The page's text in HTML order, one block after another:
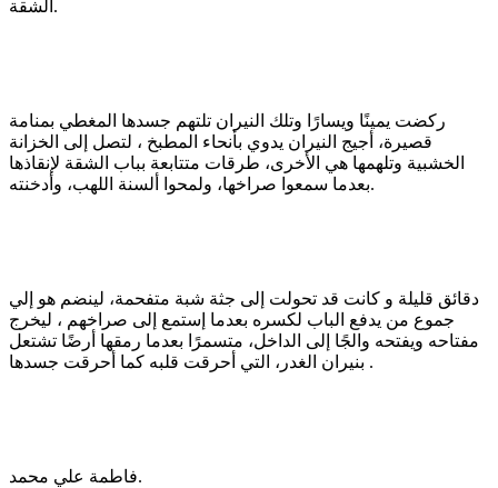
الشقة.
ركضت يمينًا ويسارًا وتلك النيران تلتهم جسدها المغطي بمنامة
قصيرة، أجيج النيران يدوي بأنحاء المطبخ ، لتصل إلى الخزانة
الخشبية وتلهمها هي الأخرى، طرقات متتابعة بباب الشقة لإنقاذها
بعدما سمعوا صراخها، ولمحوا ألسنة اللهب، وأدخنته.
دقائق قليلة و كانت قد تحولت إلى جثة شبة متفحمة، لينضم هو إلي
جموع من يدفع الباب لكسره بعدما إستمع إلى صراخهم ، ليخرج
مفتاحه ويفتحه والجًا إلى الداخل، متسمرًا بعدما رمقها أرضًا تشتعل
بنيران الغدر، التي أحرقت قلبه كما أحرقت جسدها .
فاطمة علي محمد.